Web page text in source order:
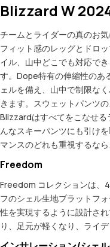
Blizzard W
チームとライダーの真のお
フィット感のレッグとドロ
イル、山中どこでも対応で
す。Dope特有の伸縮性のあ
ェルを備え、山中で制限な
きます。スウェットパンツ
Blizzardはすべてをこなせ
んなスキーパンツにも引け
マンスのどれも重視するな
Freedom
Freedom コレクションは、
フのシェル生地プラットフ
性を実現するように設計さ
り、足元が軽くなり、ライ